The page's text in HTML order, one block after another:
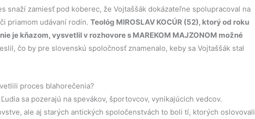
snaží zamiesť pod koberec, že Vojtaššák dokázateľne spolupracoval na
priamom udávaní rodín. Teológ MIROSLAV KOCÚR (52), ktorý od roku
je kňazom, vysvetlil v rozhovore s MAREKOM MAJZONOM možné
čo by pre slovenskú spoločnosť znamenalo, keby sa Vojtaššák stal
proces blahorečenia?
sa pozerajú na spevákov, športovcov, vynikajúcich vedcov.
ale aj starých antických spoločenstvách to boli tí, ktorých oslovovali